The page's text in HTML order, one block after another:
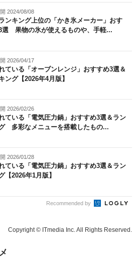
2024/08/08
ンキング上位の「かき氷メーカー」おす
選 果物の氷が使えるものや、手軽...
2026/04/17
ている「オーブンレンジ」おすすめ3選＆
ング【2026年4月版】
2026/02/26
ている「電気圧力鍋」おすすめ3選＆ラン
多彩なメニューを搭載したもの...
2026/01/28
ている「電気圧力鍋」おすすめ3選＆ラン
【2026年1月版】
Recommended by
Copyright © ITmedia Inc. All Rights Reserved.